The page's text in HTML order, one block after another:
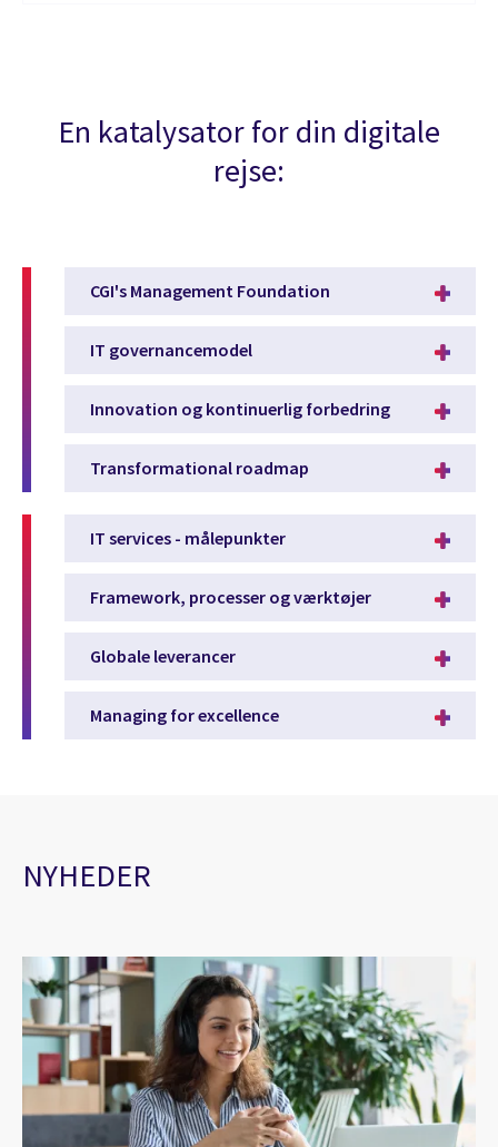
En katalysator for din digitale
rejse:
CGI's Management Foundation
IT governancemodel
Innovation og kontinuerlig forbedring
Transformational roadmap
IT services - målepunkter
Framework, processer og værktøjer
Globale leverancer
Managing for excellence
NYHEDER